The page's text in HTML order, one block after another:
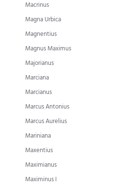
Macrinus
Magna Urbica
Magnentius
Magnus Maximus
Majorianus
Marciana
Marcianus
Marcus Antonius
Marcus Aurelius
Mariniana
Maxentius
Maximianus
Maximinus I